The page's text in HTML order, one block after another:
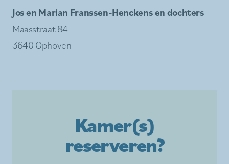
Jos en Marian Franssen-Henckens en dochters
Maasstraat 84
3640 Ophoven
Kamer(s)
reserveren?